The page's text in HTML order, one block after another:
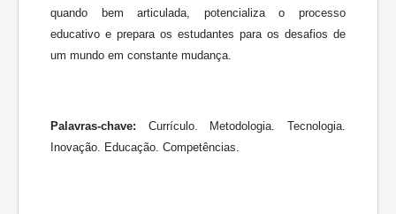
quando bem articulada, potencializa o processo
educativo e prepara os estudantes para os desafios de
um mundo em constante mudança.
Palavras-chave: Currículo. Metodologia. Tecnologia.
Inovação. Educação. Competências.